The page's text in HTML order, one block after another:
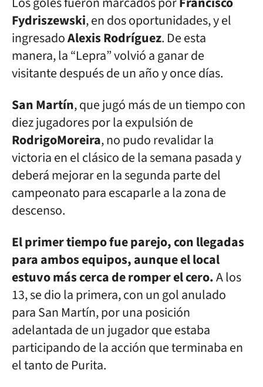
Fydriszewski, en dos oportunidades, y el
ingresadoAlexis Rodríguez. De esta
manera, la “Lepra” volvió a ganar de
visitante después de un año y once días.
San Martín, que jugó más de un tiempo con
diez jugadores por la expulsión de
RodrigoMoreira, no pudo revalidar la
victoria en el clásico de la semana pasada y
deberá mejorar en la segunda parte del
campeonato para escaparle a la zona de
descenso.
El primer tiempo fue parejo, con llegadas
para ambos equipos, aunque el local
estuvo más cerca de romper el cero.A los
13, se dio la primera, con un gol anulado
para San Martín, por una posición
adelantada de un jugador que estaba
participando de la acción que terminaba en
el tanto de Purita.